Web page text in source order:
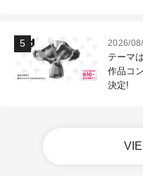
2026/
テーマ
作品コ
決定!